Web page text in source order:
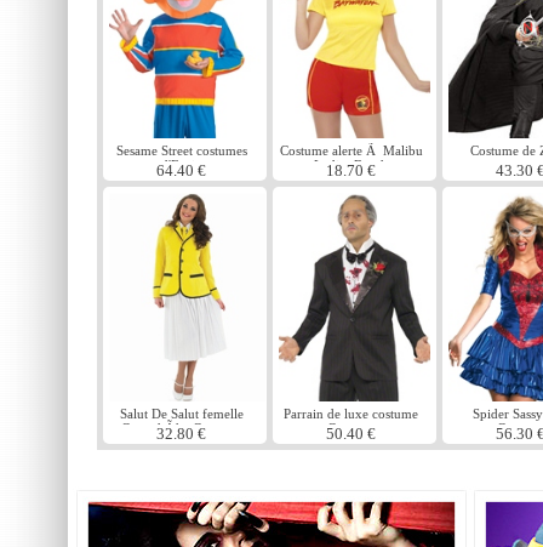
Sesame Street costumes
d'Ernie
64.40 €
Costume alerte Ã Malibu
Ladies Beach
18.70 €
Costume de
43.30
Salut De Salut femelle
Camp hÃ´te Costume
32.80 €
Parrain de luxe costume
Costume
50.40 €
Spider
56.30